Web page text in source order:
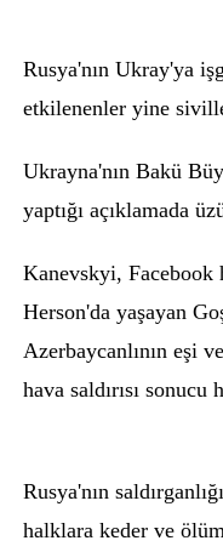
Rusya'nın Ukray'ya
etkilenenler yine
Ukrayna'nın Bakü
yaptığı açıklamada
Kanevskyi, Facebook
Herson'da yaşayan
Azerbaycanlının eşi
hava saldırısı
Rusya'nın
halklara keder ve